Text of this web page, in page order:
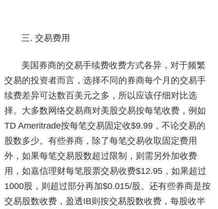
三. 交易费用
美国券商的交易手续费收费方式各异，对于频繁
交易的投资者而言，选择不同的券商每个月的交易手
续费差异可达数百美元之多，所以应该仔细对比选
择。大多数网络交易商对美股交易按每笔收费，例如
TD Ameritrade按每笔交易固定收$9.99，不论交易的
股数多少。有些券商，除了每笔交易收取固定费用
外，如果每笔交易股数超过限制，则需另外加收费
用，如嘉信理财每笔股票交易收费$12.95，如果超过
1000股，则超过部分再加$0.015/股。还有些券商是按
交易股数收费，盈透IB则按交易股数收费，每股收半